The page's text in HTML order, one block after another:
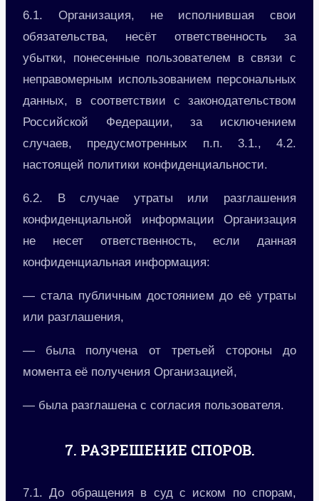
6.1. Организация, не исполнившая свои
обязательства, несёт ответственность за
убытки, понесенные пользователем в связи с
неправомерным использованием персональных
данных, в соответствии с законодательством
Российской Федерации, за исключением
случаев, предусмотренных п.п. 3.1., 4.2.
настоящей политики конфиденциальности.
6.2. В случае утраты или разглашения
конфиденциальной информации Организация
не несет ответственность, если данная
конфиденциальная информация:
— стала публичным достоянием до её утраты
или разглашения,
— была получена от третьей стороны до
момента её получения Организацией,
— была разглашена с согласия пользователя.
7. РАЗРЕШЕНИЕ СПОРОВ.
7.1. До обращения в суд с иском по спорам,